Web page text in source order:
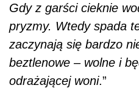
Gdy z garści cieknie
pryzmy. Wtedy spada
zaczynają się bardzo
beztlenowe – wolne i
odrażającej woni.”